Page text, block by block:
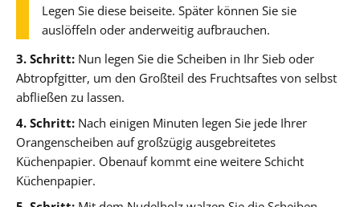
Legen Sie diese beiseite. Später können Sie sie
auslöffeln oder anderweitig aufbrauchen.
3. Schritt: Nun legen Sie die Scheiben in Ihr Sieb oder
Abtropfgitter, um den Großteil des Fruchtsaftes von selbst
abfließen zu lassen.
4. Schritt: Nach einigen Minuten legen Sie jede Ihrer
Orangenscheiben auf großzügig ausgebreitetes
Küchenpapier. Obenauf kommt eine weitere Schicht
Küchenpapier.